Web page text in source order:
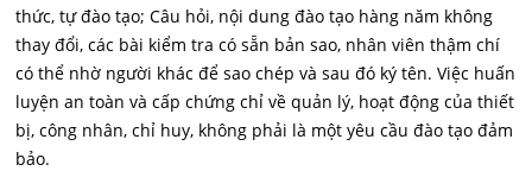
thức, tự đào tạo; Câu hỏi, nội dung đào tạo hàng năm không
thay đổi, các bài kiểm tra có sẵn bản sao, nhân viên thậm chí
có thể nhờ người khác để sao chép và sau đó ký tên. Việc huấn
luyện an toàn và cấp chứng chỉ về quản lý, hoạt động của thiết
bị, công nhân, chỉ huy, không phải là một yêu cầu đào tạo đảm
bảo.